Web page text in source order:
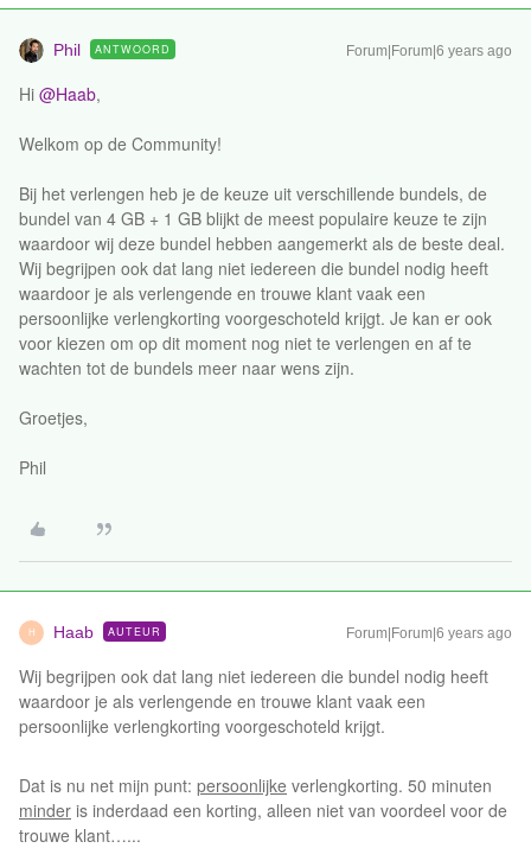
Phil ANTWOORD Forum|Forum|6 years ago
Hi @Haab,
Welkom op de Community!
Bij het verlengen heb je de keuze uit verschillende bundels, de
bundel van 4 GB + 1 GB blijkt de meest populaire keuze te zijn
waardoor wij deze bundel hebben aangemerkt als de beste deal.
Wij begrijpen ook dat lang niet iedereen die bundel nodig heeft
waardoor je als verlengende en trouwe klant vaak een
persoonlijke verlengkorting voorgeschoteld krijgt. Je kan er ook
voor kiezen om op dit moment nog niet te verlengen en af te
wachten tot de bundels meer naar wens zijn.
Groetjes,
Phil
H Haab AUTEUR Forum|Forum|6 years ago
Wij begrijpen ook dat lang niet iedereen die bundel nodig heeft
waardoor je als verlengende en trouwe klant vaak een
persoonlijke verlengkorting voorgeschoteld krijgt.
Dat is nu net mijn punt: persoonlijke verlengkorting. 50 minuten
minder is inderdaad een korting, alleen niet van voordeel voor de
trouwe klant…...